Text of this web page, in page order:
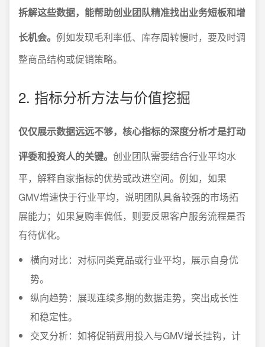
拆解这些数据，能帮助创业团队精准找出业务短板和增
长机会。 例如发现毛利率低、库存周转慢时，要及时调
整商品结构或促销策略。
2. 指标分析方法与价值挖掘
仅仅展示数据远远不够，核心指标的深度分析才是打动
评委和投资人的关键。 创业团队需要结合行业平均水
平，解释自家指标的优势或改进空间。例如，如果
GMV增速快于行业平均，说明团队具备较强的市场拓
展能力；如果复购率偏低，则要反思客户服务流程是否
有待优化。
横向对比：对标同类竞品或行业平均，展示自身优
势。
纵向趋势：展现连续多期的数据走势，突出成长性
和稳定性。
交叉分析：如将促销费用投入与GMV增长挂钩，计